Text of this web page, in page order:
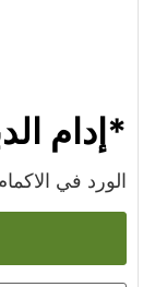
*إدام
الورد في